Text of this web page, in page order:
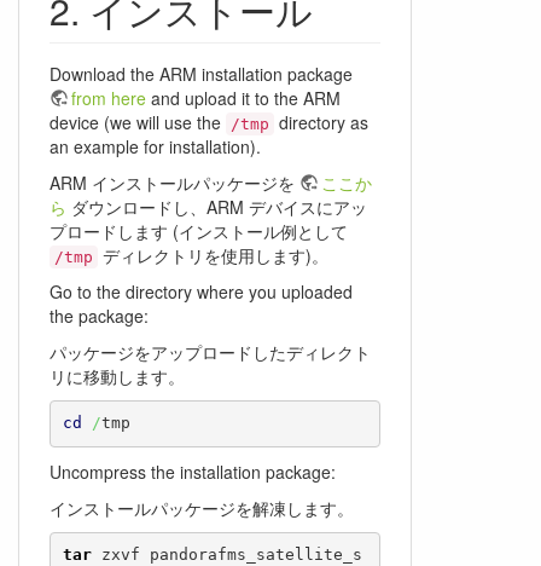
Download the ARM installation package
from here and upload it to the ARM
device (we will use the
/tmp directory as
an example for installation).
ARM インストールパッケージを
ここか
ら ダウンロードし、ARM デバイスにアッ
プロードします (インストール例として
/tmp ディレクトリを使用します)。
Go to the directory where you uploaded
the package:
パッケージをアップロードしたディレクト
リに移動します。
cd /tmp
Uncompress the installation package:
インストールパッケージを解凍します。
tar zxvf pandorafms_satellite_s